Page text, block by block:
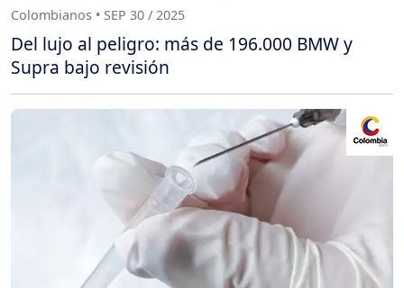
Colombianos • SEP 30 / 2025
Del lujo al peligro: más de 196.000 BMW y
Supra bajo revisión